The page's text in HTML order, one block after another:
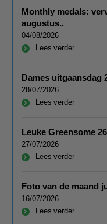
Monthly medals:
augustus..
04/08/2026
Lees verder
Dames uitgaansdag
28/07/2026
Lees verder
Leuke Greensome
27/07/2026
Lees verder
Foto van de maand
16/07/2026
Lees verder